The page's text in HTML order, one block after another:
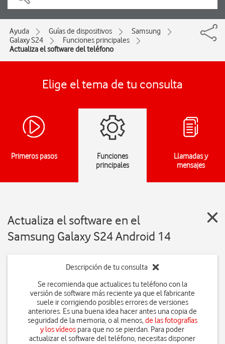
Ayuda Guías de dispositivos
Samsung
Galaxy S24
Funciones principales
Actualiza el software del teléfono
Elige el tema de tu consulta
Primeros pasos
Funciones
principales
Llamadas y
mensajes
Actualiza el software en el
Samsung Galaxy S24 Android 14
Descripción de tu consulta
Se recomienda que actualices tu teléfono con la
versión de software más reciente ya que el fabricante
suele ir corrigiendo posibles errores de versiones
anteriores. Es una buena idea hacer antes una copia de
seguridad de la memoria, o al menos,de las fotografías
y los vídeos para que no se pierdan. Para poder
actualizar el software del teléfono, necesitas disponer